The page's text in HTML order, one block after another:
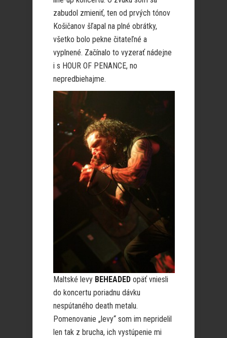
zabudol zmieniť, ten od prvých tónov
Košičanov šľapal na plné obrátky,
všetko bolo pekne čitateľné a
vyplnené. Začínalo to vyzerať nádejne
i s HOUR OF PENANCE, no
nepredbiehajme.
Maltské levy BEHEADED opäť vniesli
do koncertu poriadnu dávku
nespútaného death metalu.
Pomenovanie „levy“ som im nepridelil
len tak z brucha, ich vystúpenie mi